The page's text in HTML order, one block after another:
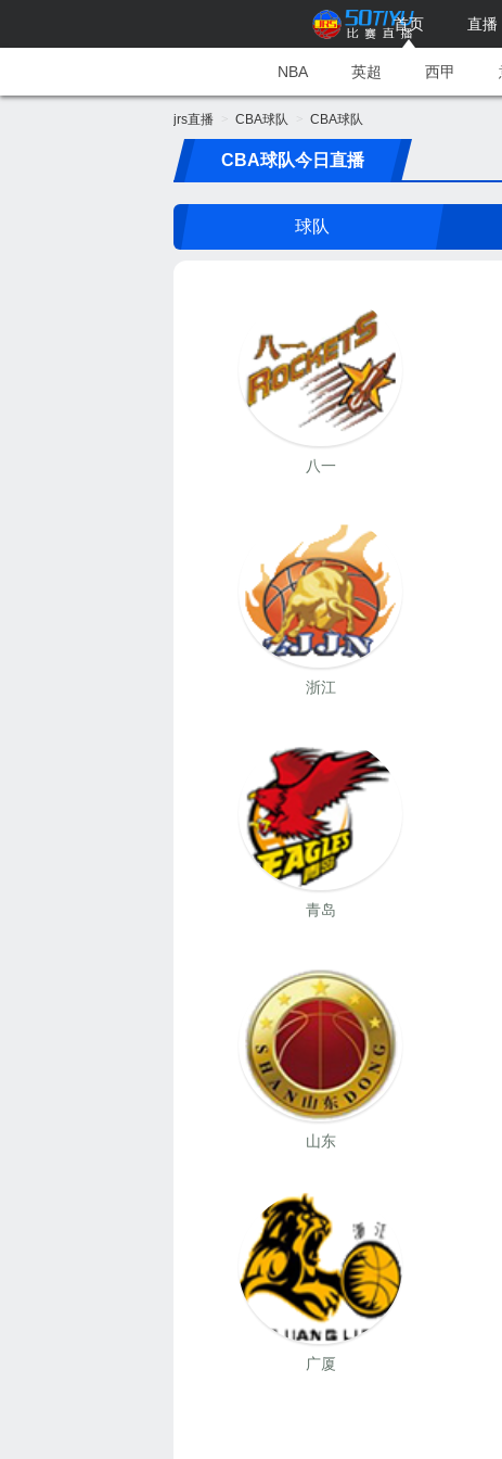
首页 直播
NBA 英超 西甲
jrs直播 CBA球队 CBA球队
CBA球队今日直播
球队
八一
浙江
青岛
山东
广厦